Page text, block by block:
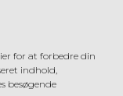
for at forbedre din
indhold,
besøgende